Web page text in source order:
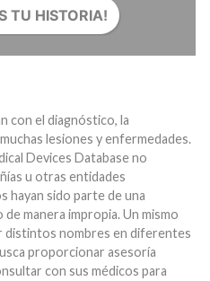
TU HISTORIA!
con el diagnóstico, la
lesiones y enfermedades.
Devices Database no
u otras entidades
hayan sido parte de una
manera impropia. Un mismo
distintos nombres en diferentes
proporcionar asesoría
con sus médicos para